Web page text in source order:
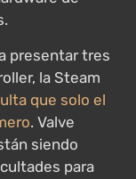
presentar tres
la Steam
que solo el
. Valve
siendo
para